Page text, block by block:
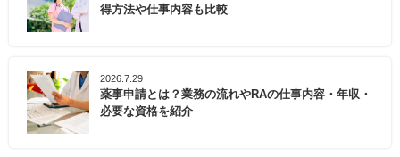
得方法や仕事内容も比較
2026.7.29
薬事申請とは？業務の流れやRAの仕事内容・年収・
必要な資格を紹介